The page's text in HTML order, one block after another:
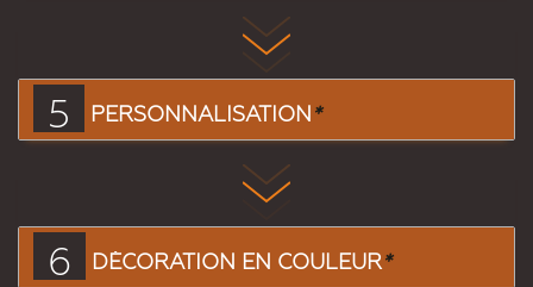
5 PERSONNALISATION*
6 DÉCORATION EN COULEUR*